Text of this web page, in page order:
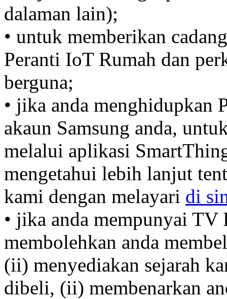
dalaman lain);
• untuk memberikan
Peranti IoT Rumah dan
berguna;
• jika anda menghidupkan
akaun Samsung anda,
melalui aplikasi
mengetahui lebih lanjut
kami dengan melayari di
• jika anda mempunyai
membolehkan anda
(ii) menyediakan sejarah
dibeli, (ii) membenarkan